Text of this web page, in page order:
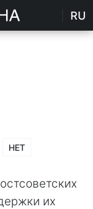
RU
НЕТ
их